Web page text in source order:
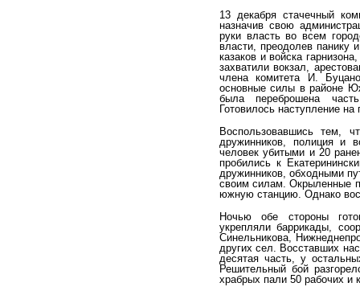
13 декабря стачечный
назначив свою
руки власть во всем
власти, преодолев па­нику
казаков и войска
за­хватили вокзал,
члена комитета И.
основные силы в районе
была переброшена
Готовилось наступление
Воспользовавшись тем,
дружинников, полиция и
человек убитыми и 20
пробились к
дружинников, обходными
своим силам. Окрыленные
южную станцию. Однако
Ночью обе стороны
укрепляли баррикады,
Синельникова,
других сел. Восставших
десятая часть, у
Реши­тельный бой
храбрых пали 50 рабочих и